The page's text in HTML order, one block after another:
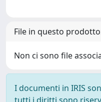
File in questo
Non ci sono file
I documenti in IRIS